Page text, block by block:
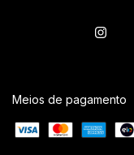
Meios de pagamento